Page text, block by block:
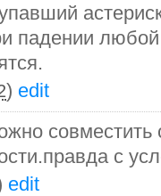
падении
) edit
с
edit